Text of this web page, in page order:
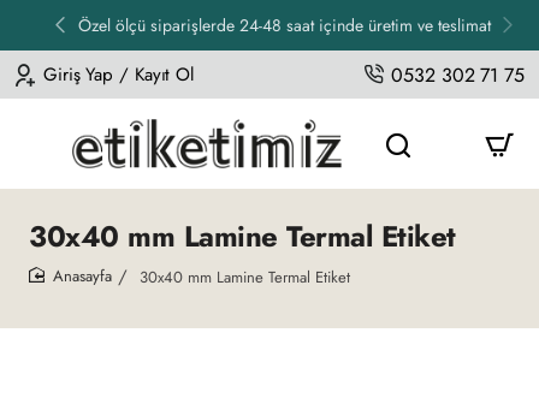
Özel ölçü siparişlerde 24-48 saat içinde üretim ve teslimat
Giriş Yap / Kayıt Ol 0532 302 71 75
30x40 mm Lamine Termal Etiket
30x40 mm Lamine Termal Etiket